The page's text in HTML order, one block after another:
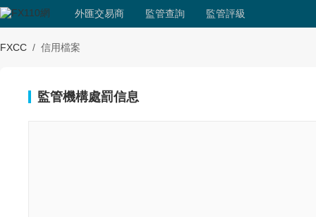
外匯交易商 監管查詢 監管評級
FXCC / 信用檔案
監管機構處罰信息